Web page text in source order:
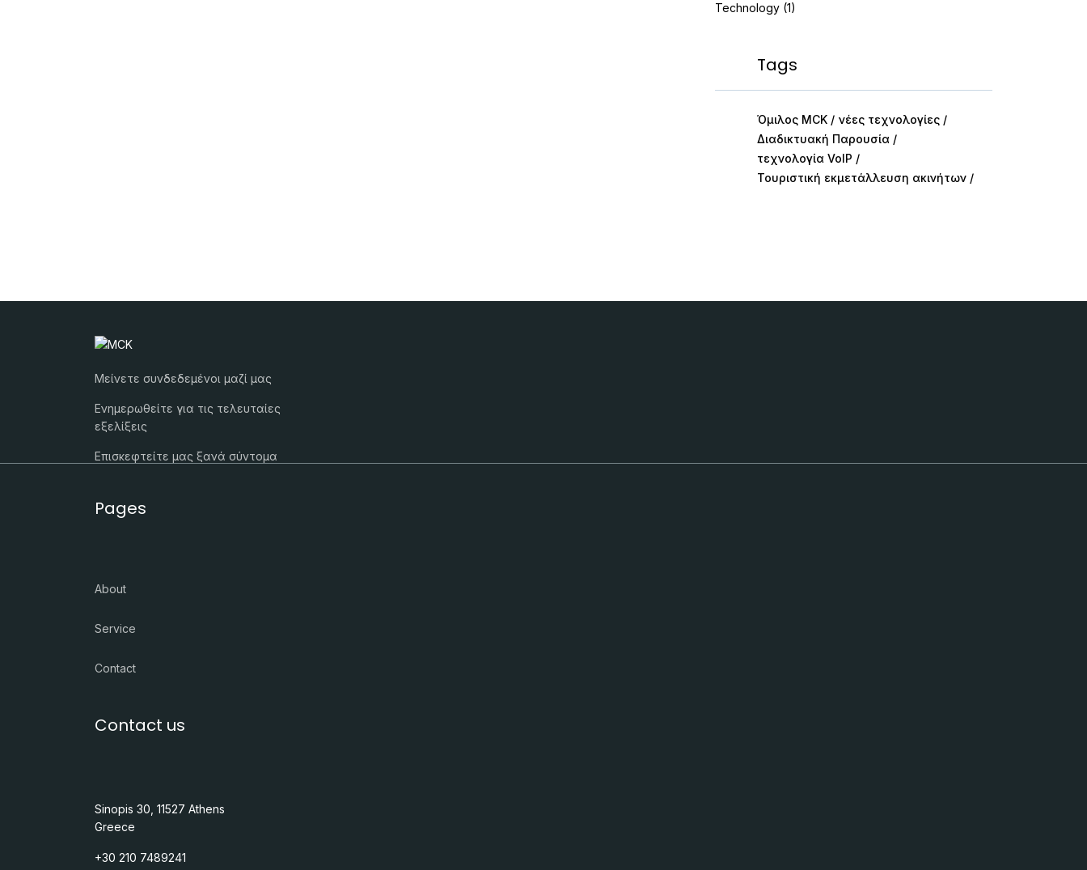
Technology (1)
Tags
Όμιλος MCK
νέες τεχνολογίες
Διαδικτυακή Παρουσία
τεχνολογία VoIP
Τουριστική εκμετάλλευση ακινήτων
Μείνετε συνδεδεμένοι μαζί μας
Ενημερωθείτε για τις τελευταίες
εξελίξεις
Επισκεφτείτε μας ξανά σύντομα
Pages
About
Service
Contact
Contact us
Sinopis 30, 11527 Athens
Greece
+30 210 7489241